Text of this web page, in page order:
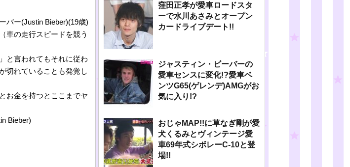
バー(Justin Bieber)(19歳)
車の走行スピードを競う
と言われてもそれに従わ
切れていることも発覚し
お金を持つとここまでヤ
Bieber)
窪田正孝が愛車ロードスタ
ーで水川あさみとオープン
カードライブデート!!
ジャスティン・ビーバーの
愛車センスに変化!?愛車ベ
ンツG65(ゲレンデ)AMGがお
気に入り!?
おじゃMAP!!に草なぎ剛が愛
犬くるみとヴィンテージ愛
車69年式シボレーC-10と登
場!!